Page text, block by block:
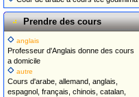
Prendre des cours
anglais
Professeur d'Anglais donne des cours
a domicile
autre
Cours d'arabe, allemand, anglais,
espagnol, français, chinois, catalan,